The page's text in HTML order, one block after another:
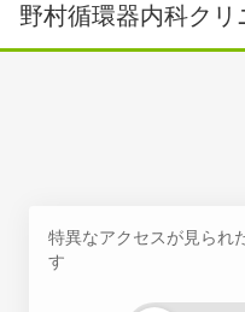
野村循環器内科クリ
特異なアクセスが見られ
す